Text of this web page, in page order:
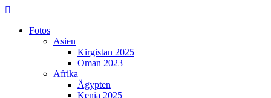
Skip
contentFotos
Asien
Kirgistan 2025
Oman 2023
Afrika
Ägypten
Kenia 2025